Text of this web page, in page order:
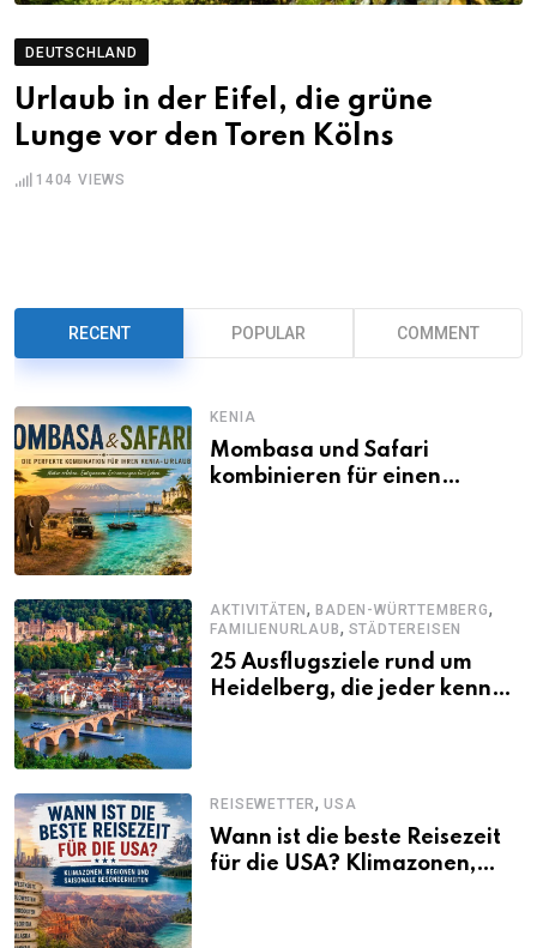
DEUTSCHLAND
Urlaub in der Eifel, die grüne
Lunge vor den Toren Kölns
1404 VIEWS
RECENT POPULAR COMMENT
KENIA
Mombasa und Safari
kombinieren für einen
AKTIVITÄTEN,BADEN-WÜRTTEMBERG,
FAMILIENURLAUB, STÄDTEREISEN
25 Ausflugsziele rund um
Heidelberg, die jeder kennen
REISEWETTER,USA
Wann ist die beste Reisezeit
für die USA? Klimazonen,